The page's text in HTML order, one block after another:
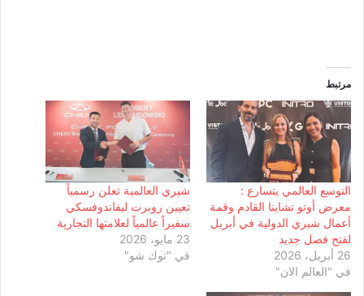
مرتبط
التوسع العالمي يتسارع :
معرض أوتو تشاينا القادم وقمة
أعمال شيري الدولية في أبريل
لفتح فصل جديد
26 أبريل، 2026
في "العالم الان"
شيري العالمية تعلن رسمياً
تعيين روبرت ليفاندوفسكي
سفيراً عالمياً لعلامتها التجارية
23 مايو، 2026
في "توك شو"